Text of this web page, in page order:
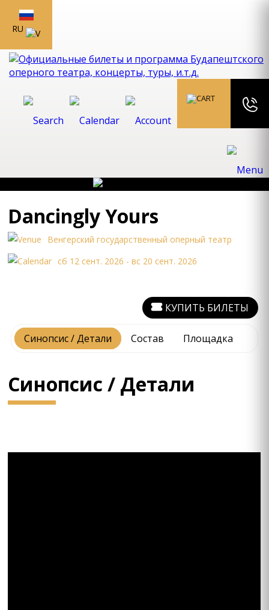
RU
Dancingly Yours
Bенгеpский госудаpственный опеpный театp
сб 12 сент. 2026 - вс 20 сент. 2026
Синопсис / Детали Состав Площадка
КУПИТЬ БИЛЕТЫ
Синопсис / Детали